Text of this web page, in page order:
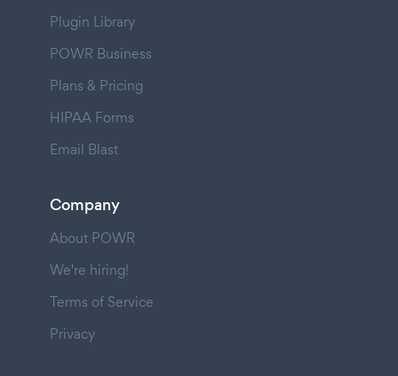
Plugin Library
POWR Business
Plans & Pricing
HIPAA Forms
Email Blast
Company
About POWR
We're hiring!
Terms of Service
Privacy